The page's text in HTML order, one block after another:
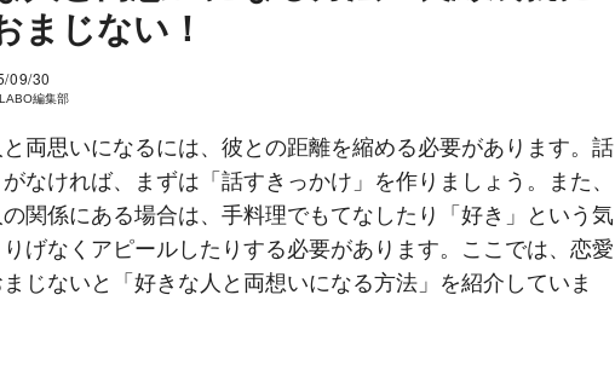
まじない！
09/30
編集部
両思いになるには、彼との距離を縮める必要があります。話
なければ、まずは「話すきっかけ」を作りましょう。また、
関係にある場合は、手料理でもてなしたり「好き」という気
げなくアピールしたりする必要があります。ここでは、恋愛
じないと「好きな人と両想いになる方法」を紹介していま